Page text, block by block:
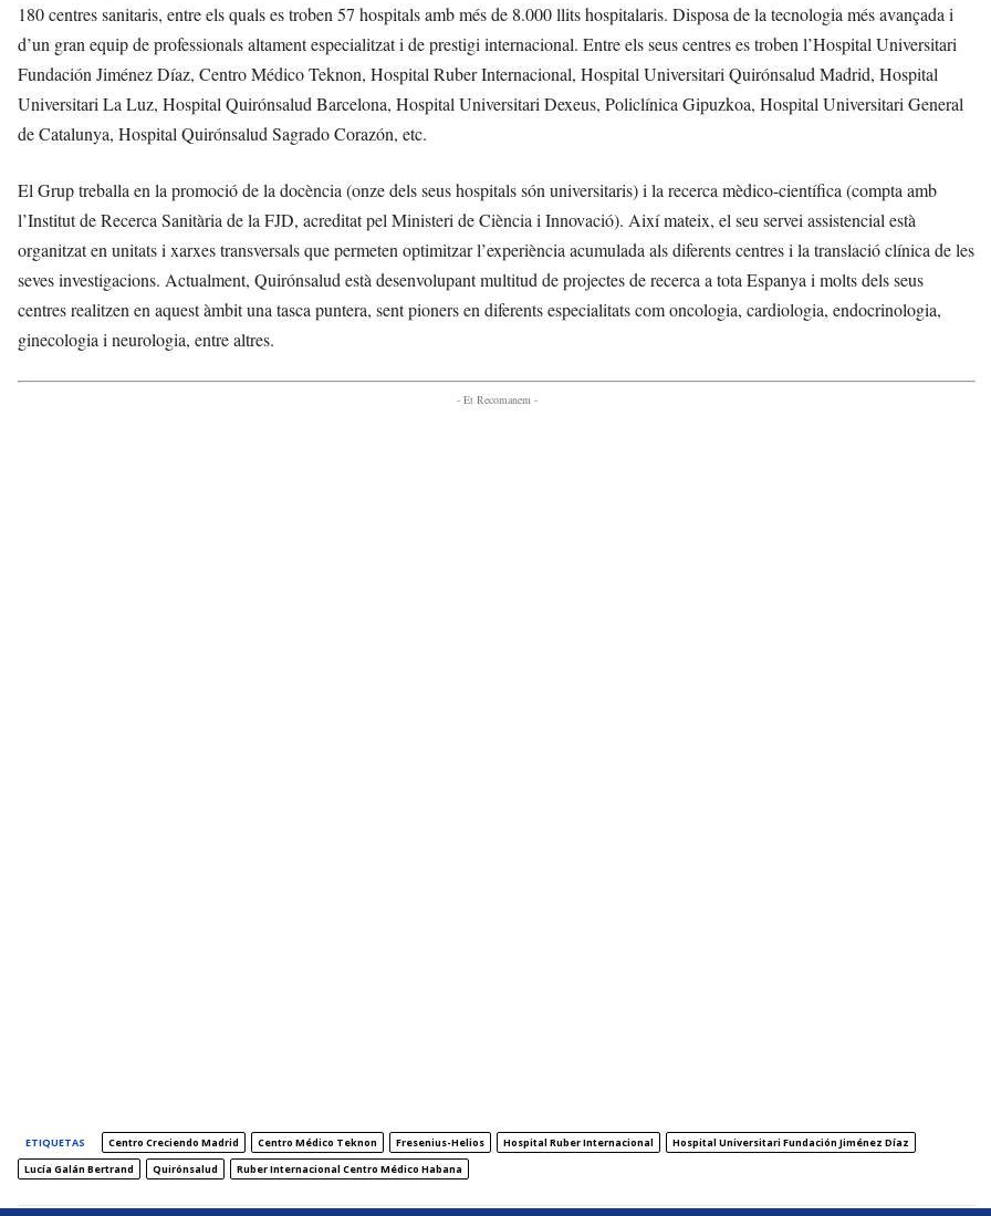
180 centres sanitaris, entre els quals es troben 57 hospitals amb més de 8.000 llits hospitalaris. Disposa de la tecnologia més avançada i
d’un gran equip de professionals altament especialitzat i de prestigi internacional. Entre els seus centres es troben l’Hospital Universitari
Fundación Jiménez Díaz, Centro Médico Teknon, Hospital Ruber Internacional, Hospital Universitari Quirónsalud Madrid, Hospital
Universitari La Luz, Hospital Quirónsalud Barcelona, Hospital Universitari Dexeus, Policlínica Gipuzkoa, Hospital Universitari General
de Catalunya, Hospital Quirónsalud Sagrado Corazón, etc.
El Grup treballa en la promoció de la docència (onze dels seus hospitals són universitaris) i la recerca mèdico-científica (compta amb
l’Institut de Recerca Sanitària de la FJD, acreditat pel Ministeri de Ciència i Innovació). Així mateix, el seu servei assistencial està
organitzat en unitats i xarxes transversals que permeten optimitzar l’experiència acumulada als diferents centres i la translació clínica de les
seves investigacions. Actualment, Quirónsalud està desenvolupant multitud de projectes de recerca a tota Espanya i molts dels seus
centres realitzen en aquest àmbit una tasca puntera, sent pioners en diferents especialitats com oncologia, cardiologia, endocrinologia,
ginecologia i neurologia, entre altres.
- Et Recomanem -
ETIQUETAS Centro Creciendo Madrid Centro Médico Teknon Fresenius-Helios Hospital Ruber Internacional
Hospital Universitari Fundación Jiménez Díaz
Lucía Galán Bertrand
Quirónsalud Ruber Internacional Centro Médico Habana